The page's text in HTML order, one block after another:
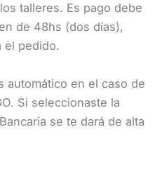
talleres. Es pago debe
de 48hs (dos días),
el pedido.
automático en el caso de
Si seleccionaste la
se te dará de alta